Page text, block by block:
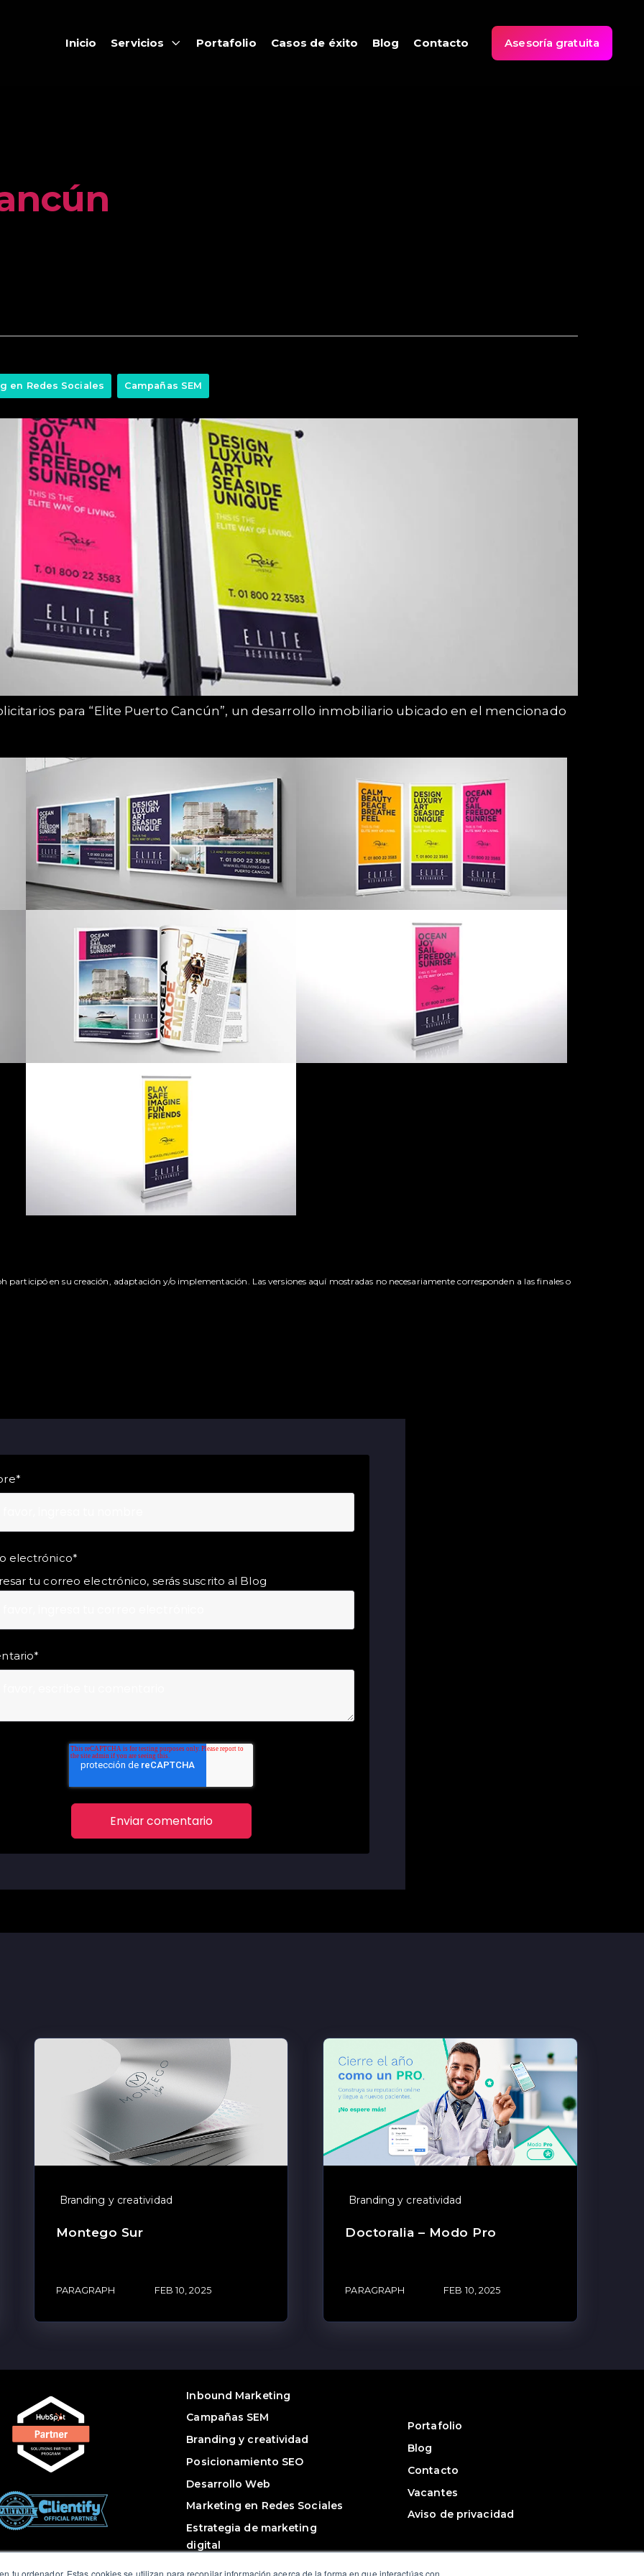
tu ordenador. Estas cookies se utilizan para recopilar información acerca de la forma en que interactúas con
Inicio Servicios Portafolio Casos de éxito Blog Contacto Asesoría gratuita
en Redes Sociales Campañas SEM
para “Elite Puerto Cancún”, un desarrollo inmobiliario ubicado en el mencionado
participó en su creación, adaptación y/o implementación. Las versiones aquí mostradas no necesariamente corresponden a las finales o
*
electrónico*
tu correo electrónico, serás suscrito al Blog
*
Branding y creatividad
Montego Sur
PARAGRAPH FEB 10, 2025
Branding y creatividad
Doctoralia – Modo Pro
PARAGRAPH FEB 10, 2025
Inbound Marketing
Campañas SEM
Branding y creatividad
Posicionamiento SEO
Desarrollo Web
Marketing en Redes Sociales
Estrategia de marketing
digital
Portafolio
Blog
Contacto
Vacantes
Aviso de privacidad